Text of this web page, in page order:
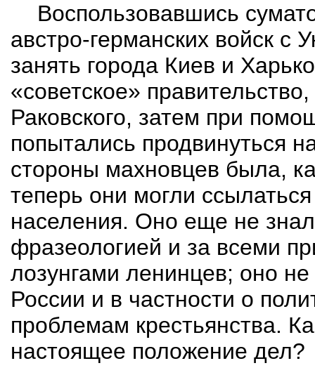
Воспользовавшись
австро-германских войск
занять города Киев и
«советское»
Раковского, затем при
попытались продвинуться
стороны махновцев была,
теперь они могли
населения. Оно еще не
фразеологией и за всеми
лозунгами ленинцев; оно
России и в частности о
проблемам крестьянства.
настоящее положение дел?